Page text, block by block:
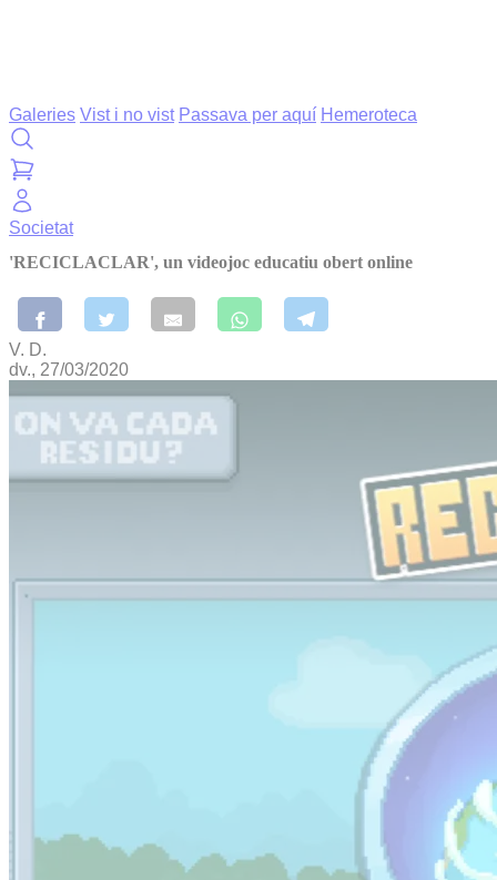
Galeries Vist i no vist Passava per aquí Hemeroteca
Societat
'RECICLACLAR', un videojoc educatiu obert online
V. D.
dv., 27/03/2020